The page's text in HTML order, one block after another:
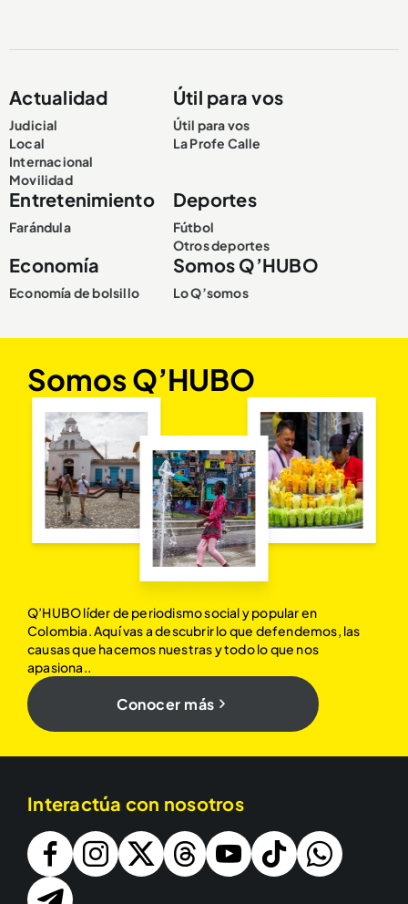
Actualidad
Judicial
Local
Internacional
Movilidad
Útil para vos
Útil para vos
La Profe Calle
Entretenimiento
Farándula
Deportes
Fútbol
Otros deportes
Economía
Economía de bolsillo
Somos Q’HUBO
Lo Q’somos
Somos Q’HUBO
Q’HUBO líder de periodismo social y popular en
Colombia. Aquí vas a descubrir lo que defendemos, las
causas que hacemos nuestras y todo lo que nos
apasiona..
Conocer más
Interactúa con nosotros